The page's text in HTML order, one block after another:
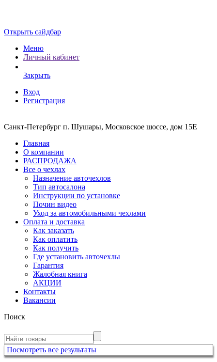
Открыть сайдбар
Меню
Личный кабинет
Закрыть
Вход
Регистрация
Санкт-Петербург п. Шушары, Московское шоссе, дом 15Е
Главная
О компании
РАСПРОДАЖА
Все о чехлах
Назначение авточехлов
Тип автосалона
Инструкции по установке
Почин видео
Уход за автомобильными чехлами
Оплата и доставка
Как заказать
Как оплатить
Как получить
Где установить авточехлы
Гарантия
Жалобная книга
АКЦИИ
Контакты
Вакансии
Поиск
Посмотреть все результаты